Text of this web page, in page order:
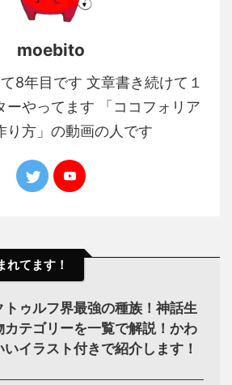
moebito
8年目です 文章書き続けて１
ーやってます 「ココフォリア
り方」の動画の人です
れてます！
トゥルフ界最強の種族！神話生
カテゴリーを一覧で解説！かわ
いイラスト付きで紹介します！